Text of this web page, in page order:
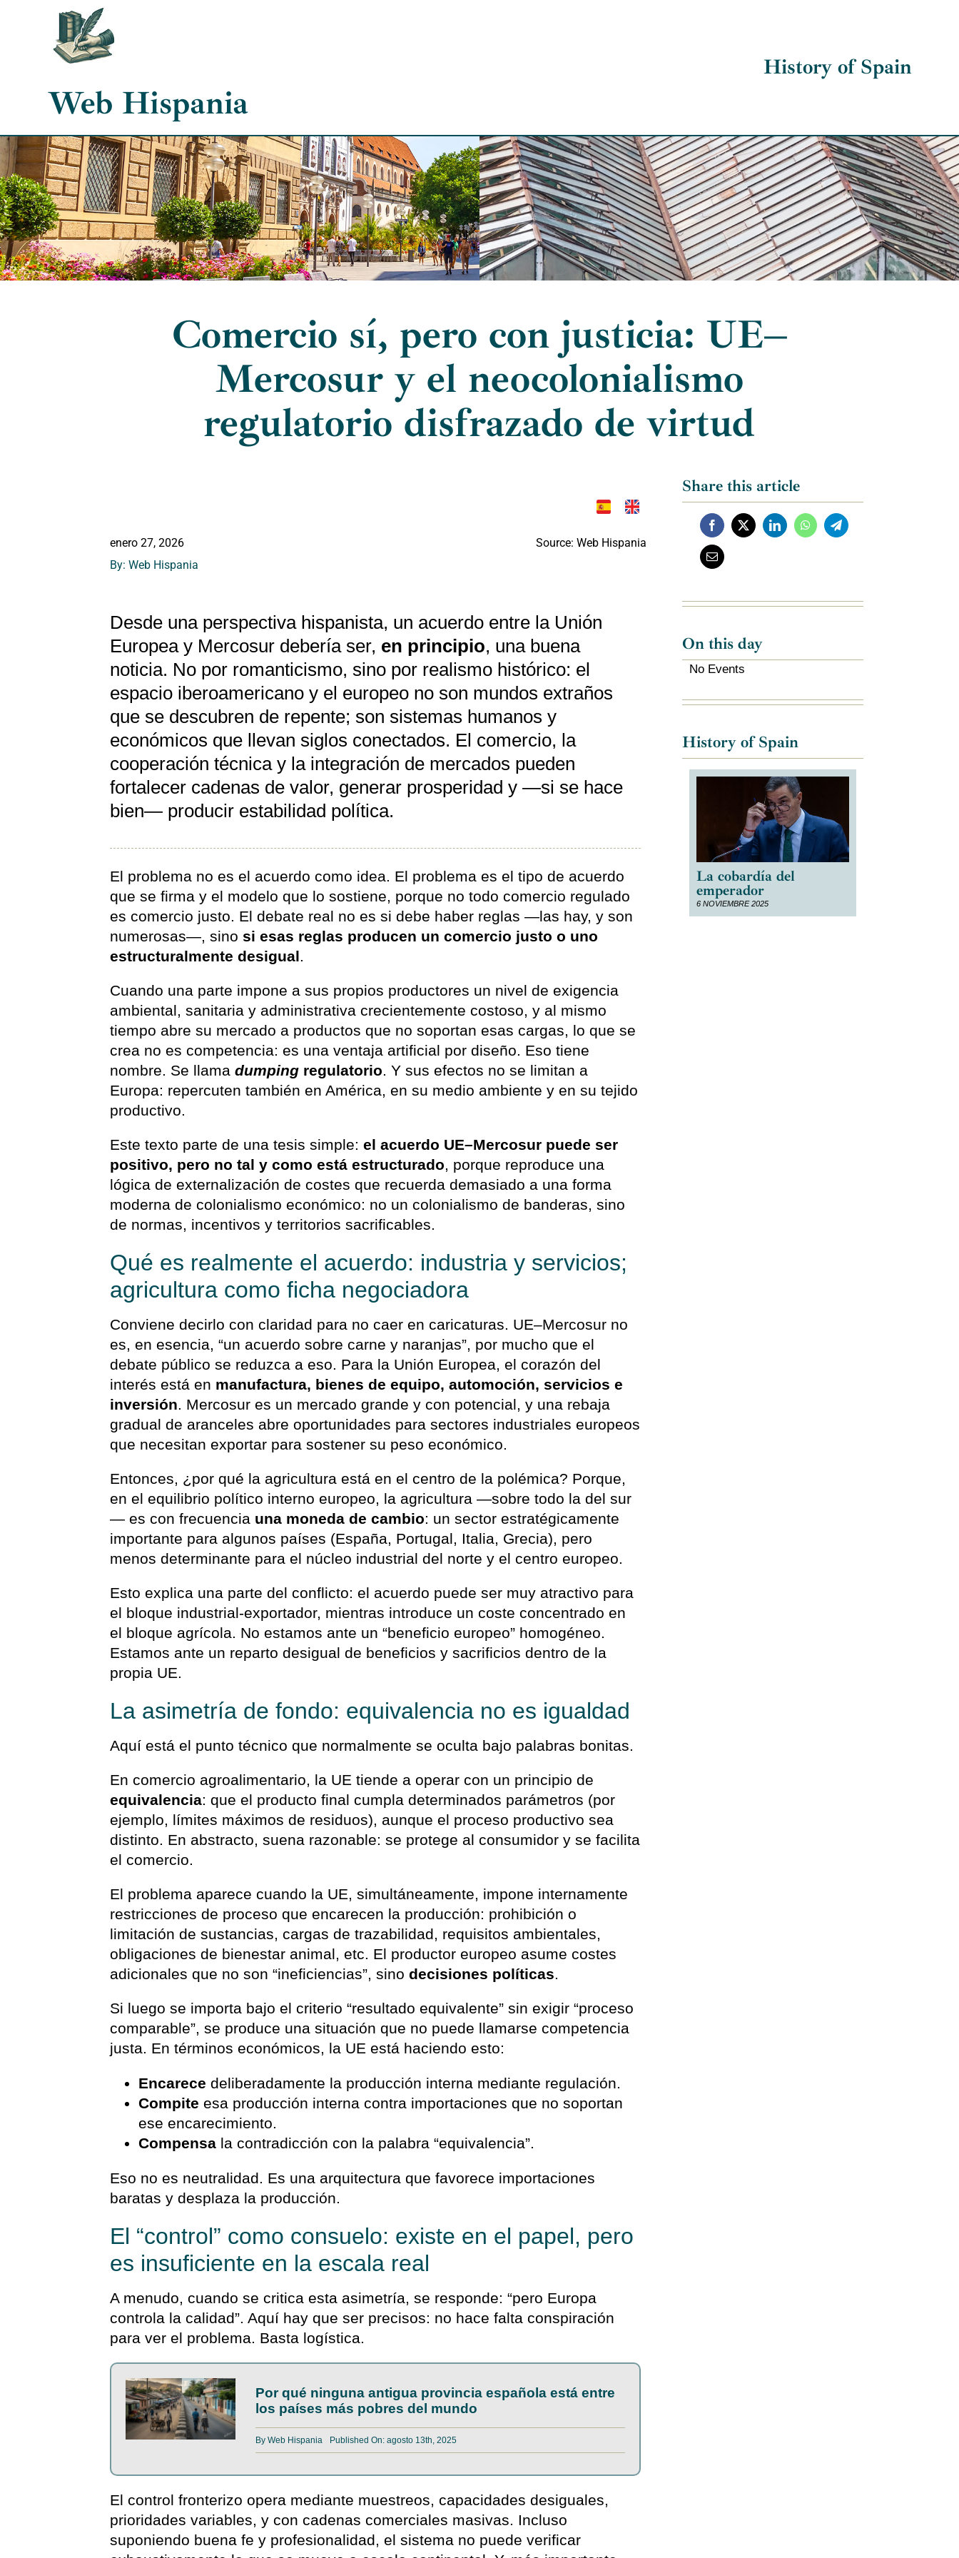
Web Hispania
History of Spain
Comercio sí, pero con justicia: UE–
Mercosur y el neocolonialismo
regulatorio disfrazado de virtud
enero 27, 2026
By: Web Hispania
Source: Web Hispania
Desde una perspectiva hispanista, un acuerdo entre la Unión
Europea y Mercosur debería ser, en principio, una buena
noticia. No por romanticismo, sino por realismo histórico: el
espacio iberoamericano y el europeo no son mundos extraños
que se descubren de repente; son sistemas humanos y
económicos que llevan siglos conectados. El comercio, la
cooperación técnica y la integración de mercados pueden
fortalecer cadenas de valor, generar prosperidad y —si se hace
bien— producir estabilidad política.
El problema no es el acuerdo como idea. El problema es el tipo de acuerdo
que se firma y el modelo que lo sostiene, porque no todo comercio regulado
es comercio justo. El debate real no es si debe haber reglas —las hay, y son
numerosas—, sino si esas reglas producen un comercio justo o uno
estructuralmente desigual.
Cuando una parte impone a sus propios productores un nivel de exigencia
ambiental, sanitaria y administrativa crecientemente costoso, y al mismo
tiempo abre su mercado a productos que no soportan esas cargas, lo que se
crea no es competencia: es una ventaja artificial por diseño. Eso tiene
nombre. Se llamadumping regulatorio. Y sus efectos no se limitan a
Europa: repercuten también en América, en su medio ambiente y en su tejido
productivo.
Este texto parte de una tesis simple:el acuerdo UE–Mercosur puede ser
positivo, pero no tal y como está estructurado, porque reproduce una
lógica de externalización de costes que recuerda demasiado a una forma
moderna de colonialismo económico: no un colonialismo de banderas, sino
de normas, incentivos y territorios sacrificables.
Qué es realmente el acuerdo: industria y servicios;
agricultura como ficha negociadora
Conviene decirlo con claridad para no caer en caricaturas. UE–Mercosur no
es, en esencia, “un acuerdo sobre carne y naranjas”, por mucho que el
debate público se reduzca a eso. Para la Unión Europea, el corazón del
interés está en manufactura, bienes de equipo, automoción, servicios e
inversión. Mercosur es un mercado grande y con potencial, y una rebaja
gradual de aranceles abre oportunidades para sectores industriales europeos
que necesitan exportar para sostener su peso económico.
Entonces, ¿por qué la agricultura está en el centro de la polémica? Porque,
en el equilibrio político interno europeo, la agricultura —sobre todo la del sur
— es con frecuencia una moneda de cambio: un sector estratégicamente
importante para algunos países (España, Portugal, Italia, Grecia), pero
menos determinante para el núcleo industrial del norte y el centro europeo.
Esto explica una parte del conflicto: el acuerdo puede ser muy atractivo para
el bloque industrial-exportador, mientras introduce un coste concentrado en
el bloque agrícola. No estamos ante un “beneficio europeo” homogéneo.
Estamos ante un reparto desigual de beneficios y sacrificios dentro de la
propia UE.
La asimetría de fondo: equivalencia no es igualdad
Aquí está el punto técnico que normalmente se oculta bajo palabras bonitas.
En comercio agroalimentario, la UE tiende a operar con un principio de
equivalencia: que el producto final cumpla determinados parámetros (por
ejemplo, límites máximos de residuos), aunque el proceso productivo sea
distinto. En abstracto, suena razonable: se protege al consumidor y se facilita
el comercio.
El problema aparece cuando la UE, simultáneamente, impone internamente
restricciones de proceso que encarecen la producción: prohibición o
limitación de sustancias, cargas de trazabilidad, requisitos ambientales,
obligaciones de bienestar animal, etc. El productor europeo asume costes
adicionales que no son “ineficiencias”, sinodecisiones políticas.
Si luego se importa bajo el criterio “resultado equivalente” sin exigir “proceso
comparable”, se produce una situación que no puede llamarse competencia
justa. En términos económicos, la UE está haciendo esto:
Encarece deliberadamente la producción interna mediante regulación.
Compite esa producción interna contra importaciones que no soportan
ese encarecimiento.
Compensa la contradicción con la palabra “equivalencia”.
Eso no es neutralidad. Es una arquitectura que favorece importaciones
baratas y desplaza la producción.
El “control” como consuelo: existe en el papel, pero
es insuficiente en la escala real
A menudo, cuando se critica esta asimetría, se responde: “pero Europa
controla la calidad”. Aquí hay que ser precisos: no hace falta conspiración
para ver el problema. Basta logística.
Por qué ninguna antigua provincia española está entre
los países más pobres del mundo
ByWeb Hispania Published On: agosto 13th, 2025
El control fronterizo opera mediante muestreos, capacidades desiguales,
prioridades variables, y con cadenas comerciales masivas. Incluso
suponiendo buena fe y profesionalidad, el sistema no puede verificar
Share this article
On this day
No Events
History of Spain
La cobardía del
emperador
6 NOVIEMBRE 2025